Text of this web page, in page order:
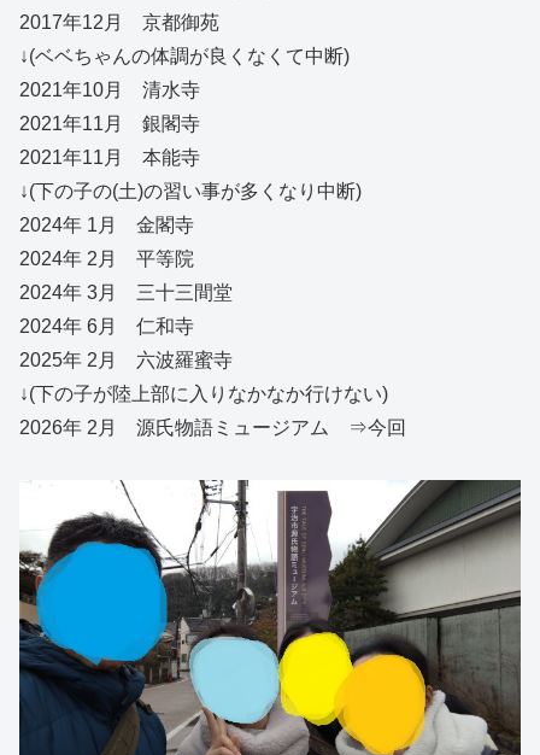
2017年12月 京都御苑
↓(ベベちゃんの体調が良くなくて中断)
2021年10月 清水寺
2021年11月 銀閣寺
2021年11月 本能寺
↓(下の子の(土)の習い事が多くなり中断)
2024年 1月 金閣寺
2024年 2月 平等院
2024年 3月 三十三間堂
2024年 6月 仁和寺
2025年 2月 六波羅蜜寺
↓(下の子が陸上部に入りなかなか行けない)
2026年 2月 源氏物語ミュージアム ⇒今回